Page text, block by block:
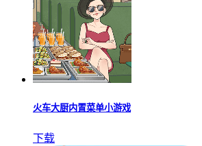
火车大厨内置菜单小游戏
下载